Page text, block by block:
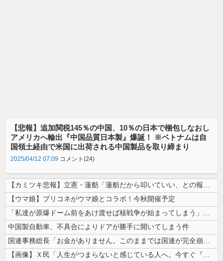
【悲報】追加関税145％の中国、10％の日本で梱包しなおし
アメリカへ輸出『中国品質日本製』爆誕！ ※ベトナムは自
国領土経由で米国に出荷される中国製品を取り締まり
2025/04/12 07:09 コメント(24)
【カミツキ悲報】立憲・蓮舫「蓮舫だから叩いていい、との報道に何度も向き...
【ウマ娘】プリコネがウマ娘とコラボ！今秋開催予定
「私達が原爆ドーム前をあけ渡せば核戦争が始まってしまう」と訴える市民団...
中国製自動車、不具合によりドアが勝手に開いてしまう件
国連事務総長「お金がありません。このままでは国連が完全崩壊します。助け...
【画像】Ｘ民「人生がつまらないと感じている人へ。今すぐ『これ』をやって...